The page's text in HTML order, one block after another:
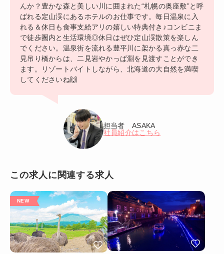
んか？豊かな森と美しい川に囲まれた“札幌の奥座敷”と呼
ばれる定山渓にあるホテルのお仕事です。毎日温泉に入
れる＆休日も食事支給アリの嬉しい特典付き♪コンビニま
で徒歩圏内と生活環境◎休日はぜひ定山渓散策を楽しん
でください。温泉街を流れる豊平川に架かる真っ赤な二
見吊り橋からは、二見岩やかっぱ淵を見渡すことができ
ます。リゾートバイトしながら、北海道の大自然を満喫
してくださいね🙌
担当者 ASAKA
社員紹介はこちら
この求人に関連する求人